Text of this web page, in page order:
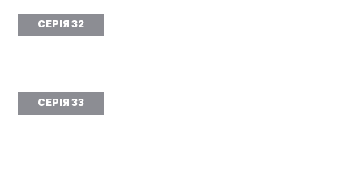
СЕРІЯ 32
СЕРІЯ 33